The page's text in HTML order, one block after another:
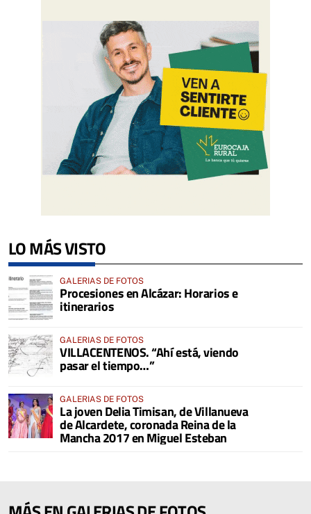
LO MÁS VISTO
GALERIAS DE FOTOS
Procesiones en Alcázar: Horarios e
itinerarios
GALERIAS DE FOTOS
VILLACENTENOS. “Ahí está, viendo
pasar el tiempo…”
GALERIAS DE FOTOS
La joven Delia Timisan, de Villanueva
de Alcardete, coronada Reina de la
Mancha 2017 en Miguel Esteban